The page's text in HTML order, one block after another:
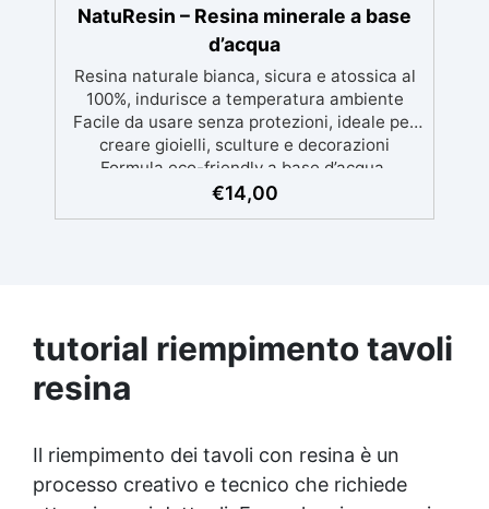
può essere facilmente colorata con i
coloranti ColorSoap, permettendoti di creare
saponi dal design unico e personalizzato.
NatuResin – Resina minerale a base
d’acqua
Resina naturale bianca, sicura e atossica al
100%, indurisce a temperatura ambiente
Facile da usare senza protezioni, ideale per
creare gioielli, sculture e decorazioni
Formula eco-friendly a base d’acqua,
alternativa sicura alle resine tradizionali
€14,00
tutorial riempimento tavoli
resina
Il riempimento dei tavoli con resina è un
processo creativo e tecnico che richiede